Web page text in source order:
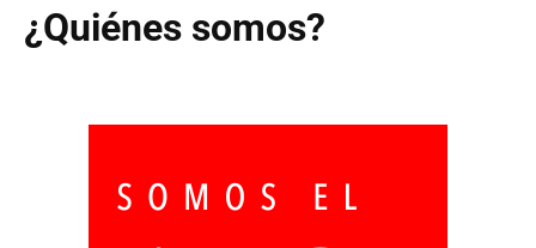
¿Quiénes somos?